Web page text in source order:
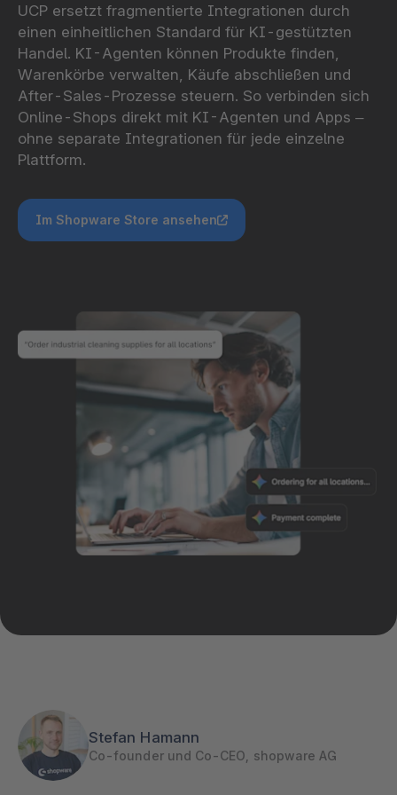
UCP ersetzt fragmentierte Integrationen durch
einen einheitlichen Standard für KI-gestützten
Handel. KI-Agenten können Produkte finden,
Warenkörbe verwalten, Käufe abschließen und
After-Sales-Prozesse steuern. So verbinden sich
Online-Shops direkt mit KI-Agenten und Apps –
ohne separate Integrationen für jede einzelne
Plattform.
Im Shopware Store ansehen
Stefan Hamann
Co-founder und Co-CEO, shopware AG